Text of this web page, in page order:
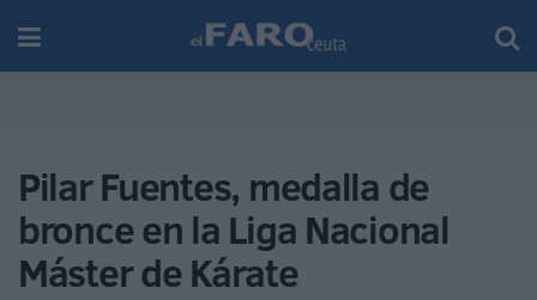
Pilar Fuentes, medalla de
bronce en la Liga Nacional
Máster de Kárate